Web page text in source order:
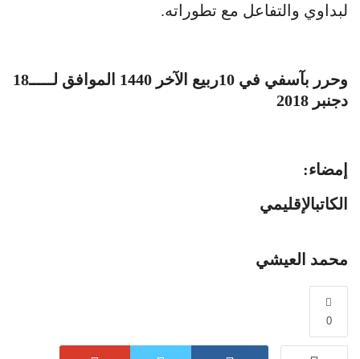
لبداوي والتفاعل مع تطوراته.
وحرر بآسفي في 10ربيع الآخر 1440 الموافق لـــــ18
دجنبر 2018
إمضاء:
الكاتبالإقليمي
محمد العيشي
0